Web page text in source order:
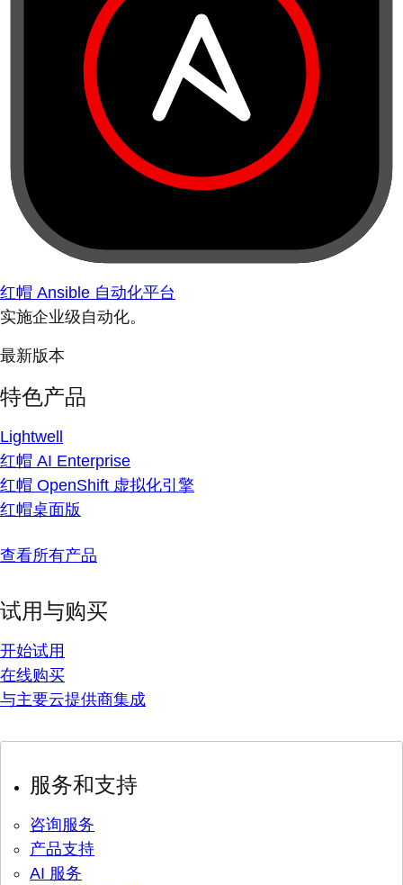
红帽 Ansible 自动化平台
实施企业级自动化。
最新版本
特色产品
Lightwell
红帽 AI Enterprise
红帽 OpenShift 虚拟化引擎
红帽桌面版
查看所有产品
试用与购买
开始试用
在线购买
与主要云提供商集成
服务和支持
咨询服务
产品支持
AI 服务